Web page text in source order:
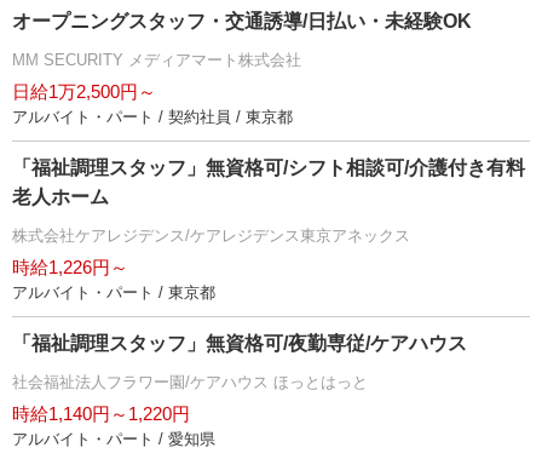
オープニングスタッフ・交通誘導/日払い・未経験OK
MM SECURITY メディアマート株式会社
日給1万2,500円～
アルバイト・パート / 契約社員 / 東京都
「福祉調理スタッフ」無資格可/シフト相談可/介護付き有料
老人ホーム
株式会社ケアレジデンス/ケアレジデンス東京アネックス
時給1,226円～
アルバイト・パート / 東京都
「福祉調理スタッフ」無資格可/夜勤専従/ケアハウス
社会福祉法人フラワー園/ケアハウス ほっとはっと
時給1,140円～1,220円
アルバイト・パート / 愛知県